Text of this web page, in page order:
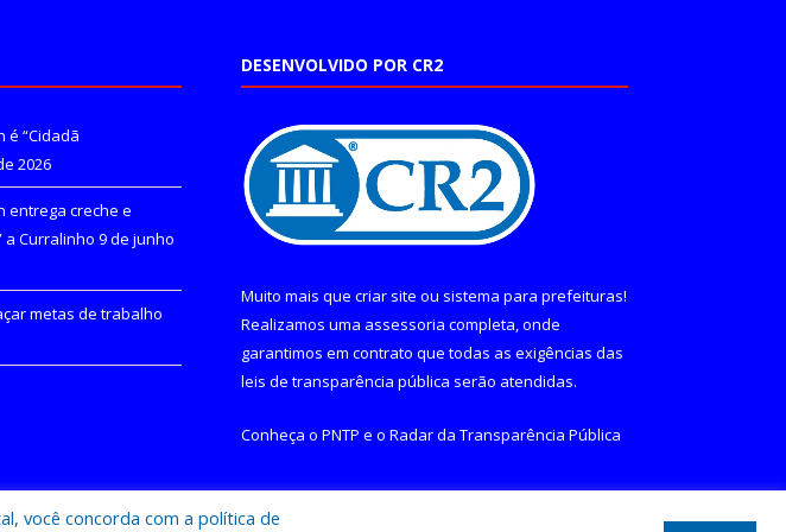
é “Cidadã
2026
entrega creche e
a Curralinho 9 de junho
metas de trabalho
DESENVOLVIDO POR CR2
Muito mais que criar site ou sistema para prefeituras!
Realizamos uma assessoria completa, onde
garantimos em contrato que todas as exigências das
leis de transparência pública serão atendidas.
Conheça o PNTP e o Radar da Transparência Pública
você concorda com a política de